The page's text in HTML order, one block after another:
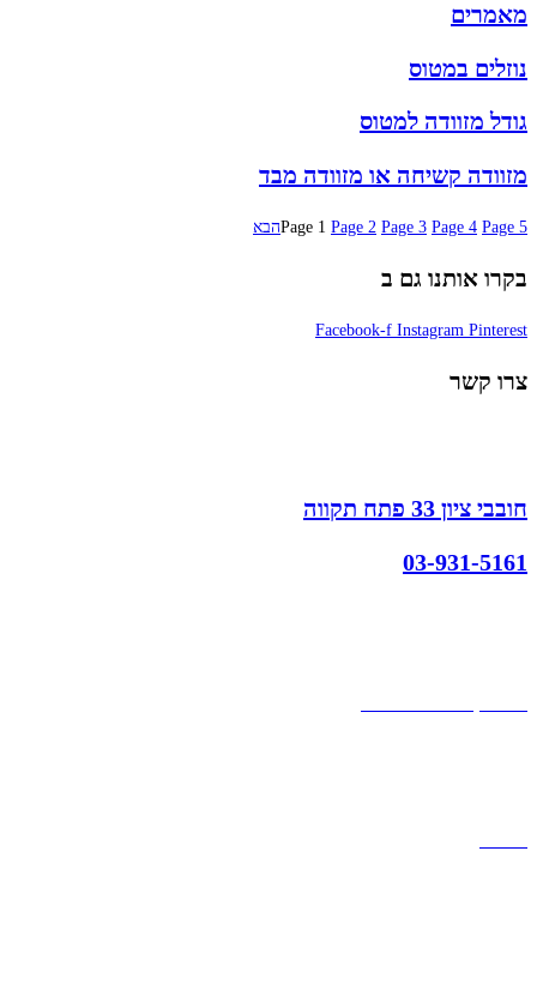
מאמרים
נוזלים במטוס
גודל מזוודה למטוס
מזוודה קשיחה או מזוודה מבד
Page 1 Page 2 Page 3 Page 4 Page 5 הבא
בקרו אותנו גם ב
Facebook-f Instagram Pinterest
צרו קשר
חובבי ציון 33 פתח תקווה
03-931-5161